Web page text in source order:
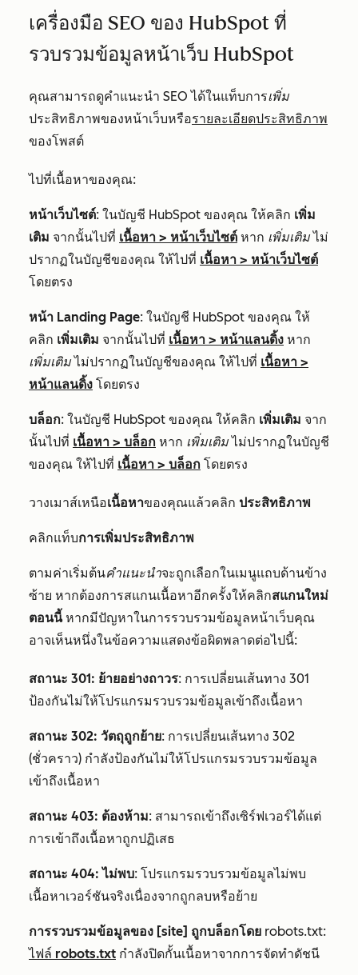
เครื่องมือ SEO ของ HubSpot ที่
รวบรวมข้อมูลหน้าเว็บ HubSpot
คุณสามารถดูคำแนะนำ SEO ได้ในแท็บการเพิ่ม
ประสิทธิภาพของหน้าเว็บหรือรายละเอียดประสิทธิภาพ
ของโพสต์
ไปที่เนื้อหาของคุณ:
หน้าเว็บไซต์: ในบัญชี HubSpot ของคุณ ให้คลิก เพิ่ม
เติม จากนั้นไปที่ เนื้อหา > หน้าเว็บไซต์ หาก เพิ่มเติมไม่
ปรากฏในบัญชีของคุณ ให้ไปที่ เนื้อหา > หน้าเว็บไซต์
โดยตรง
หน้า Landing Page: ในบัญชี HubSpot ของคุณ ให้
คลิก เพิ่มเติม จากนั้นไปที่ เนื้อหา > หน้าแลนดิ้ง หาก
เพิ่มเติมไม่ปรากฏในบัญชีของคุณ ให้ไปที่ เนื้อหา >
หน้าแลนดิ้ง โดยตรง
บล็อก: ในบัญชี HubSpot ของคุณ ให้คลิก เพิ่มเติม จาก
นั้นไปที่ เนื้อหา > บล็อก หาก เพิ่มเติมไม่ปรากฏในบัญชี
ของคุณ ให้ไปที่ เนื้อหา > บล็อก โดยตรง
วางเมาส์เหนือเนื้อหาของคุณแล้วคลิก ประสิทธิภาพ
คลิกแท็บการเพิ่มประสิทธิภาพ
ตามค่าเริ่มต้นคำแนะนำจะถูกเลือกในเมนูแถบด้านข้าง
ซ้าย หากต้องการสแกนเนื้อหาอีกครั้งให้คลิกสแกนใหม่
ตอนนี้หากมีปัญหาในการรวบรวมข้อมูลหน้าเว็บคุณ
อาจเห็นหนึ่งในข้อความแสดงข้อผิดพลาดต่อไปนี้:
สถานะ 301: ย้ายอย่างถาวร: การเปลี่ยนเส้นทาง 301
ป้องกันไม่ให้โปรแกรมรวบรวมข้อมูลเข้าถึงเนื้อหา
สถานะ 302: วัตถุถูกย้าย: การเปลี่ยนเส้นทาง 302
(ชั่วคราว) กำลังป้องกันไม่ให้โปรแกรมรวบรวมข้อมูล
เข้าถึงเนื้อหา
สถานะ 403: ต้องห้าม: สามารถเข้าถึงเซิร์ฟเวอร์ได้แต่
การเข้าถึงเนื้อหาถูกปฏิเสธ
สถานะ 404: ไม่พบ: โปรแกรมรวบรวมข้อมูลไม่พบ
เนื้อหาเวอร์ชันจริงเนื่องจากถูกลบหรือย้าย
การรวบรวมข้อมูลของ [site] ถูกบล็อกโดย robots.txt:
ไฟล์ robots.txt กำลังปิดกั้นเนื้อหาจากการจัดทำดัชนี